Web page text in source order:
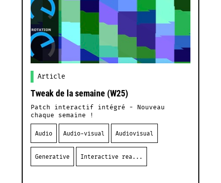
Article
Tweak de la semaine (W25)
Patch interactif intégré - Nouveau
chaque semaine !
Audio Audio-visual Audiovisual
Generative Interactive rea...